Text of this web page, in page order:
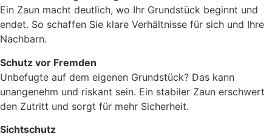
Ein Zaun macht deutlich, wo Ihr Grundstück beginnt und
endet. So schaffen Sie klare Verhältnisse für sich und Ihre
Nachbarn.
Schutz vor Fremden
Unbefugte auf dem eigenen Grundstück? Das kann
unangenehm und riskant sein. Ein stabiler Zaun erschwert
den Zutritt und sorgt für mehr Sicherheit.
Sichtschutz